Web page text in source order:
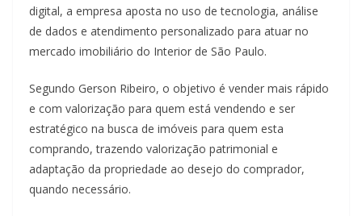
digital, a empresa aposta no uso de tecnologia, análise
de dados e atendimento personalizado para atuar no
mercado imobiliário do Interior de São Paulo.
Segundo Gerson Ribeiro, o objetivo é vender mais rápido
e com valorização para quem está vendendo e ser
estratégico na busca de imóveis para quem esta
comprando, trazendo valorização patrimonial e
adaptação da propriedade ao desejo do comprador,
quando necessário.